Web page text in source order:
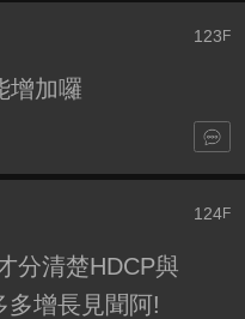
123F
增加囉
124F
分清楚HDCP與
多增長見聞阿!